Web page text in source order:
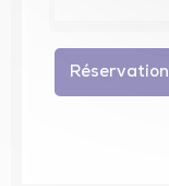
Réservation